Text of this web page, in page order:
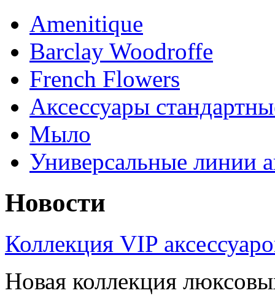
Amenitique
Barclay Woodroffe
French Flowers
Аксессуары
Мыло
Универсальные линии
Новости
Коллекция VIP
Новая коллекция